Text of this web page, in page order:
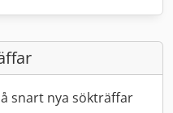
snart nya sökträffar